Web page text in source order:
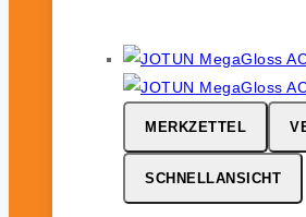
MERKZETTEL
SCHNELLANSICHT